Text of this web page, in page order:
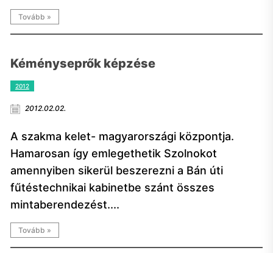
Tovább »
Kéményseprők képzése
2012
2012.02.02.
A szakma kelet- magyarországi központja.
Hamarosan így emlegethetik Szolnokot
amennyiben sikerül beszerezni a Bán úti
fűtéstechnikai kabinetbe szánt összes
mintaberendezést....
Tovább »